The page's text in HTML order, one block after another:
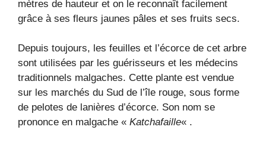
mètres de hauteur et on le reconnaît facilement
grâce à ses fleurs jaunes pâles et ses fruits secs.
Depuis toujours, les feuilles et l’écorce de cet arbre
sont utilisées par les guérisseurs et les médecins
traditionnels malgaches. Cette plante est vendue
sur les marchés du Sud de l’île rouge, sous forme
de pelotes de lanières d’écorce. Son nom se
prononce en malgache « Katchafaille« .